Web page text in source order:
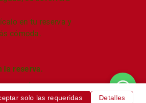
en tu reserva y
cómoda.
la reserva.
será muy
solo las requeridas Detalles